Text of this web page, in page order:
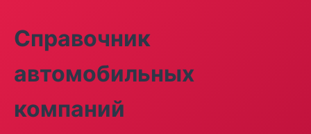
Справочник
автомобильных
компаний